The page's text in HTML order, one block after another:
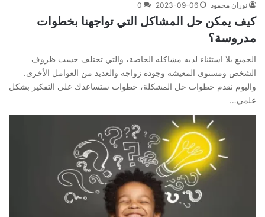
نوران محمود 2023-09-06
0
كيف يمكن حل المشاكل التي تواجهنا بخطوات
مدروسة؟
الجميع بلا استثناء لديه مشاكله الخاصة، والتي تختلف حسب ظروف
الشخص ومستوى المعيشة وجودة زواجه والعديد من العوامل الأخرى.
واليوم نقدم خطوات حل المشكلة، خطوات ستساعدك على التفكير بشكل
علمي…